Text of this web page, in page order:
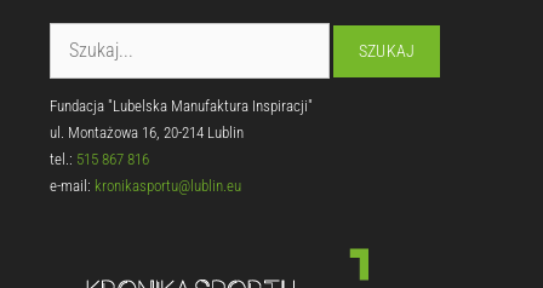
Fundacja "Lubelska Manufaktura Inspiracji"
ul. Montażowa 16, 20-214 Lublin
tel.: 515 867 816
e-mail: kronikasportu@lublin.eu